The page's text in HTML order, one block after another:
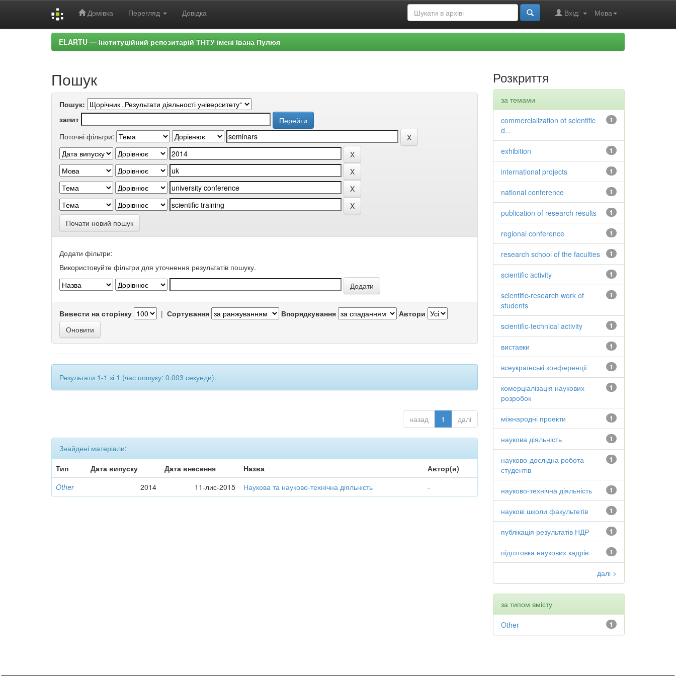
Домівка Перегляд Довідка Мова
Вхід:
ELARTU — Інституційний репозитарій ТНТУ імені Івана Пулюя
Пошук
Пошук:
запит
Поточні фільтри:
Почати новий пошук
Додати фільтри:
Використовуйте фільтри для уточнення результатів пошуку.
Вивести на сторінку | Сортування Впорядкування Автори
Результати 1-1 зі 1 (час пошуку: 0.003 секунди).
назад 1 далі
Знайдені матеріали:
Тип
Дата випуску Дата внесення Назва
Автор(и)
Other
2014 11-лис-2015 Наукова та науково-технічна діяльність -
Розкриття
за темами
1
commercialization of scientific
d...
1
exhibition
1
international projects
1
national conference
1
publication of research results
1
regional conference
1
research school of the faculties
1
scientific activity
1
scientific-research work of
students
1
scientific-technical activity
1
виставки
1
всеукраїнські конференції
1
комерціалізація наукових
розробок
1
міжнародні проекти
1
наукова діяльність
1
науково-дослідна робота
студентів
1
науково-технічна діяльність
1
наукові школи факультетів
1
публікація результатів НДР
1
підготовка наукових кадрів
далі >
за типом вмісту
1
Other